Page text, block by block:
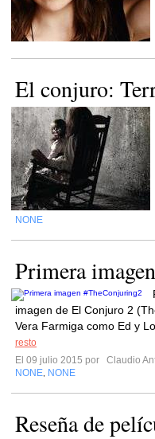
El conjuro:
NONE
Primera
imagen de El Conjuro 2
Vera Farmiga como Ed y
resto
El 09 julio 2015 por
Claudio
NONE NONE
Reseña de